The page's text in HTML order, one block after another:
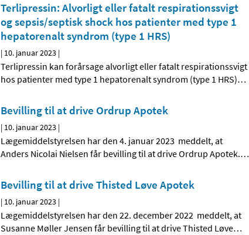
Terlipressin: Alvorligt eller fatalt respirationssvigt
og sepsis/septisk shock hos patienter med type 1
hepatorenalt syndrom (type 1 HRS)
| 10. januar 2023 |
Terlipressin kan forårsage alvorligt eller fatalt respirationssvigt
hos patienter med type 1 hepatorenalt syndrom (type 1 HRS)…
Bevilling til at drive Ordrup Apotek
| 10. januar 2023 |
Lægemiddelstyrelsen har den 4. januar 2023 meddelt, at
Anders Nicolai Nielsen får bevilling til at drive Ordrup Apotek.…
Bevilling til at drive Thisted Løve Apotek
| 10. januar 2023 |
Lægemiddelstyrelsen har den 22. december 2022 meddelt, at
Susanne Møller Jensen får bevilling til at drive Thisted Løve…